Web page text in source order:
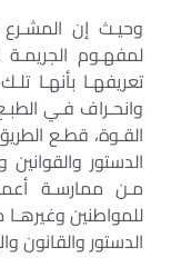
وحيـث إن المشـرع
لمفهـوم الجريمـة
تعريفهـا بأنهـا
وانحـراف فـي
القـوة، قطـع
الدستور
مـن ممارسـة
للمواطنين وغيرهـا
الدستور والقانون